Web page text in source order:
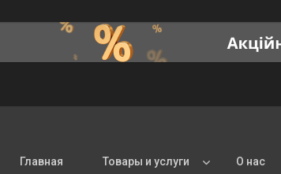
Главная Товары и услуги О нас